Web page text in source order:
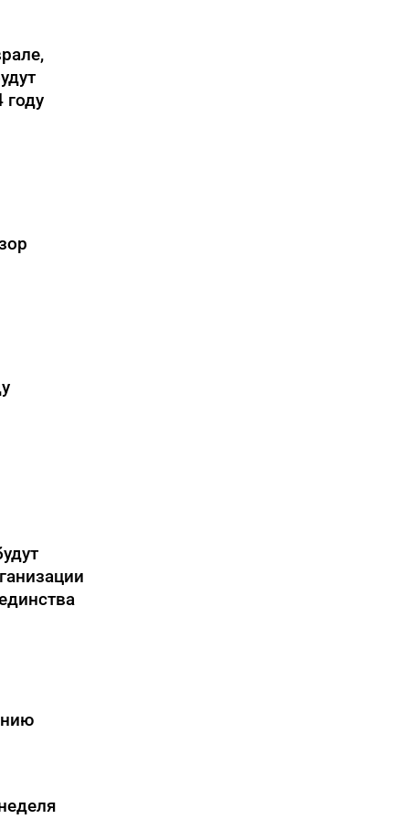
году